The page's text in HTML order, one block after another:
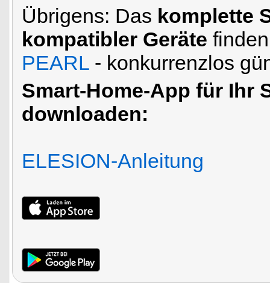
Übrigens: Das komplette
kompatibler Geräte
PEARL - konkurrenzlos
Smart-Home-App für Ihr
downloaden:
ELESION-Anleitung